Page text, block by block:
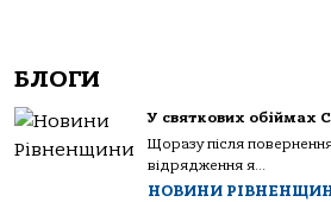
БЛОГИ
У святкових обіймах
Щоразу після
відрядження я...
НОВИНИ